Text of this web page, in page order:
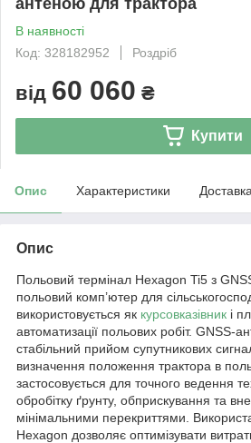
В наявності
Код: 328182952
Роздріб
від 60 060 ₴
Купити
Опис Характеристики Доставка
Опис
Польовий термінал Hexagon Ti5 з
польовий комп’ютер для
використовується як курсовказівник і
автоматизації польових робіт. GNSS-
стабільний прийом супутникових
визначення положення трактора в
застосовується для точного ведення
обробітку ґрунту, обприскування та
мінімальними перекриттями.
Hexagon дозволяє оптимізувати